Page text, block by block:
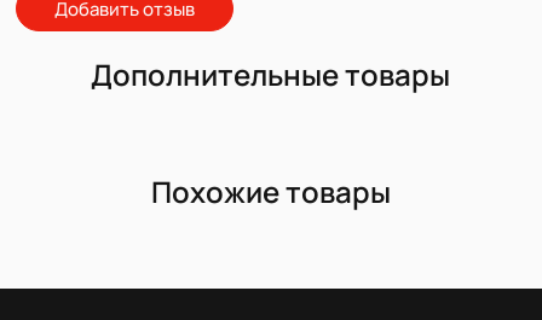
Добавить отзыв
Дополнительные товары
Похожие товары